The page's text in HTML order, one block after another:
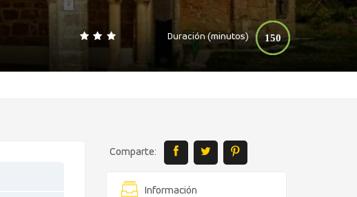
Duración (minutos) 150
0 140
Comparte:
Información